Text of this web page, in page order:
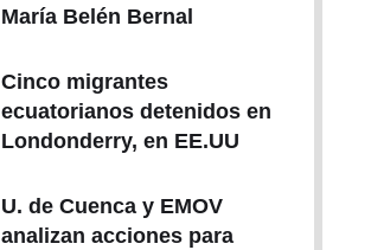
María Belén Bernal
Cinco migrantes
ecuatorianos detenidos en
Londonderry, en EE.UU
U. de Cuenca y EMOV
analizan acciones para